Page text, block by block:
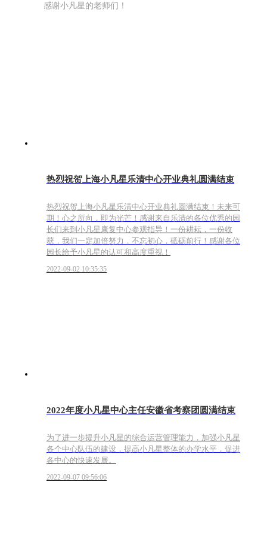
感谢小凡星的老师们！
热烈祝贺上海小凡星乐清中心开业典礼圆满结束
热烈祝贺上海小凡星乐清中心开业典礼圆满结束！未来可
期！心之所向，即为光芒！感谢来自乐清的各位优秀的园
长们来到小凡星康复中心参观指导！一份耕耘，一份收
获，我们一定加倍努力，不忘初心，砥砺前行！感谢各位
园长给予小凡星的认可和高度重视！
2022-09-02 10:35:35
2022年度小凡星中心主任安徽省考察团圆满结束
为了进一步提升小凡星的综合运营管理能力，加强小凡星
各个中心队伍的建设，提高小凡星整体的办学水平，促进
各中心的快速发展。
2022-09-07 09:56:06